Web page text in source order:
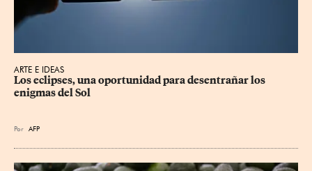
ARTE E IDEAS
Los eclipses, una oportunidad para desentrañar los
enigmas del Sol
Por AFP